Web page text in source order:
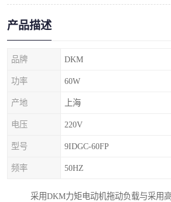
产品描述
品牌 DKM
功率 60W
产地 上海
电压 220V
型号 9IDGC-60FP
频率 50HZ
采用DKM力矩电动机拖动负载与采用